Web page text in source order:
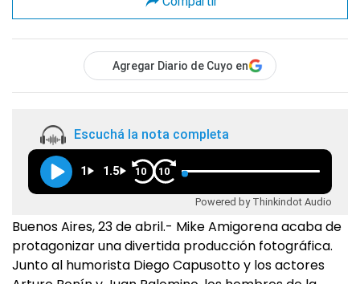
Agregar Diario de Cuyo en
Escuchá la nota completa
1 1.5 10 10
Powered by Thinkindot Audio
Buenos Aires, 23 de abril.- Mike Amigorena acaba de
protagonizar una divertida producción fotográfica.
Junto al humorista Diego Capusotto y los actores